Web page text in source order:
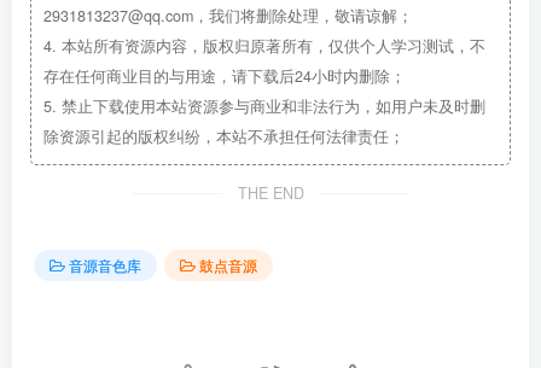
2931813237@qq.com，我们将删除处理，敬请谅解；
4. 本站所有资源内容，版权归原著所有，仅供个人学习测试，不
存在任何商业目的与用途，请下载后24小时内删除；
5. 禁止下载使用本站资源参与商业和非法行为，如用户未及时删
除资源引起的版权纠纷，本站不承担任何法律责任；
THE END
音源音色库 鼓点音源